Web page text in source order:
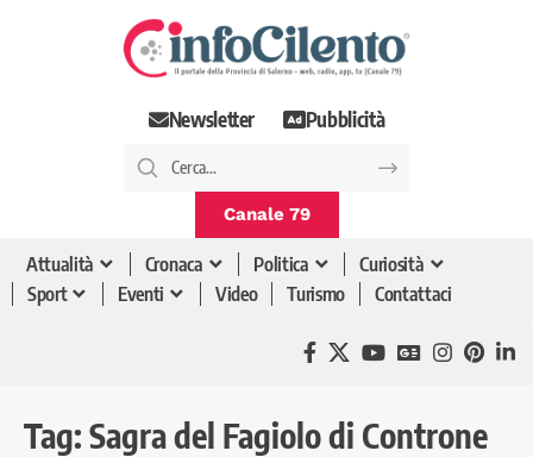
Newsletter Pubblicità
Canale 79
Attualità Cronaca Politica
Curiosità
Sport
Eventi Video Turismo Contattaci
Tag: Sagra del Fagiolo di Controne